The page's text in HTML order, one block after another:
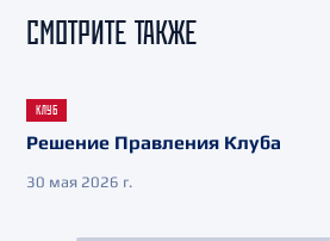
СМОТРИТЕ ТАКЖЕ
КЛУБ
Решение Правления Клуба
30 мая 2026 г.